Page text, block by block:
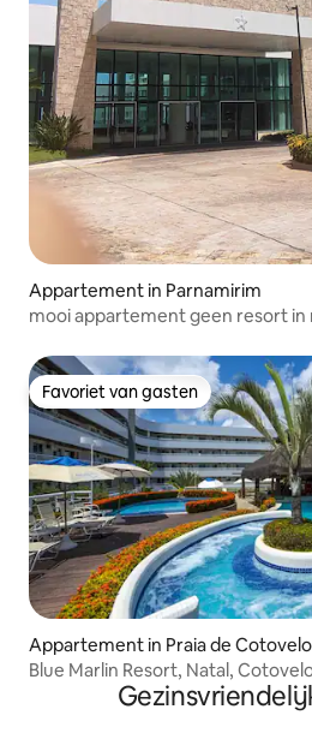
Appartement in Parnamirim
mooi appartement geen resort in
Favoriet van gasten
Favoriet van gasten
Appartement in Praia de Cotovelo
Blue Marlin Resort, Natal,